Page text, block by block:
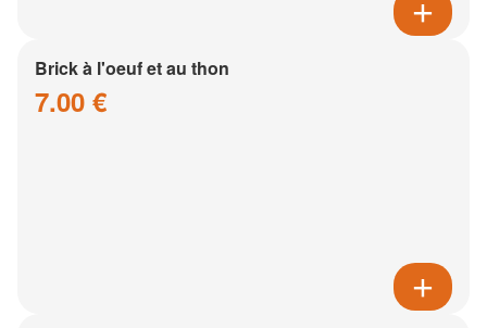
Brick à l'oeuf et au thon
7.00 €